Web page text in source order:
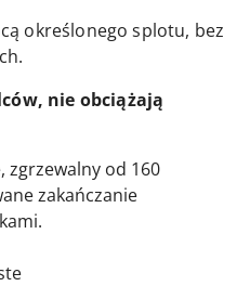
określonego splotu, bez
nie obciążają
zgrzewalny od 160
zakańczanie